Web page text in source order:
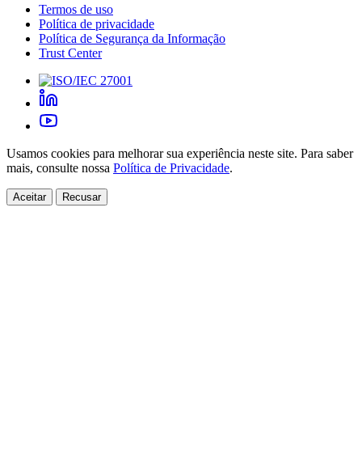
Termos de uso
Política de privacidade
Política de Segurança da Informação
Trust Center
Usamos cookies para melhorar sua experiência neste site. Para saber
mais, consulte nossa Política de Privacidade.
Aceitar Recusar